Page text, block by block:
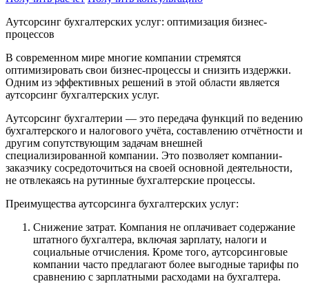
Аутсорсинг бухгалтерских услуг: оптимизация бизнес-
процессов
В современном мире многие компании стремятся
оптимизировать свои бизнес-процессы и снизить издержки.
Одним из эффективных решений в этой области является
аутсорсинг бухгалтерских услуг.
Аутсорсинг бухгалтерии — это передача функций по ведению
бухгалтерского и налогового учёта, составлению отчётности и
другим сопутствующим задачам внешней
специализированной компании. Это позволяет компании-
заказчику сосредоточиться на своей основной деятельности,
не отвлекаясь на рутинные бухгалтерские процессы.
Преимущества аутсорсинга бухгалтерских услуг:
Снижение затрат. Компания не оплачивает содержание
штатного бухгалтера, включая зарплату, налоги и
социальные отчисления. Кроме того, аутсорсинговые
компании часто предлагают более выгодные тарифы по
сравнению с зарплатными расходами на бухгалтера.